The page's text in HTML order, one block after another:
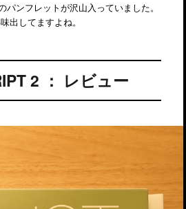
パンフレットが沢山入っていました。
出してますよね。
2 ： レビュー